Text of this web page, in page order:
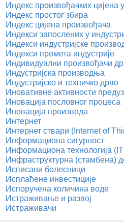
Индекс произвођачких цијена
Индекс простог збира
Индекс цијена произвођача
Индекси запослених у
Индекси индустријске
Индекси промета индустрије
Индивидуални произвођачи
Индустријска производња
Индустријско и техничко дрво
Иновативне активности
Иновација пословног процеса
Иновација производа
Интернет
Интернет ствари (Internet of
Информациона сигурност
Информациона технологија
Инфраструктурна (стамбена)
Исписани болесници
Исплаћене инвестиције
Испоручена количина воде
Истраживање и развој
Истраживачи